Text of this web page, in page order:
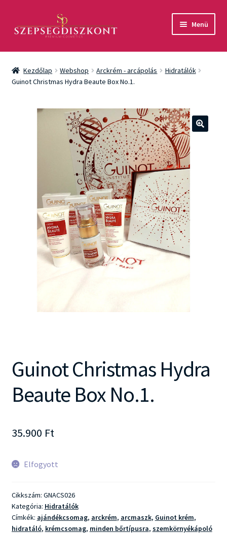
aa
Menü
Akció
Csomagok
Kezdőlap Webshop Arckrém - arcápolás
Hidratálók
Guinot Christmas Hydra Beaute Box No.1.
Guinot Christmas Hydra
Beaute Box No.1.
35.900 Ft
Elfogyott
Cikkszám: GNACS026
Kategória: Hidratálók
Címkék: ajándékcsomag, arckrém, arcmaszk, Guinot krém,
hidratáló, krémcsomag, minden bőrtípusra, szemkörnyékápoló